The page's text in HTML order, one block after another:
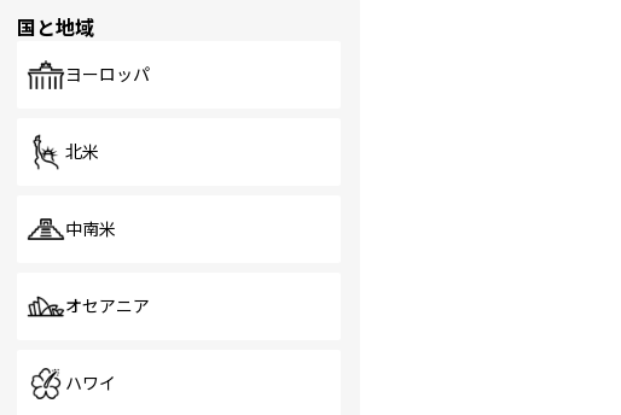
国と地域
ヨーロッパ
北米
中南米
オセアニア
ハワイ